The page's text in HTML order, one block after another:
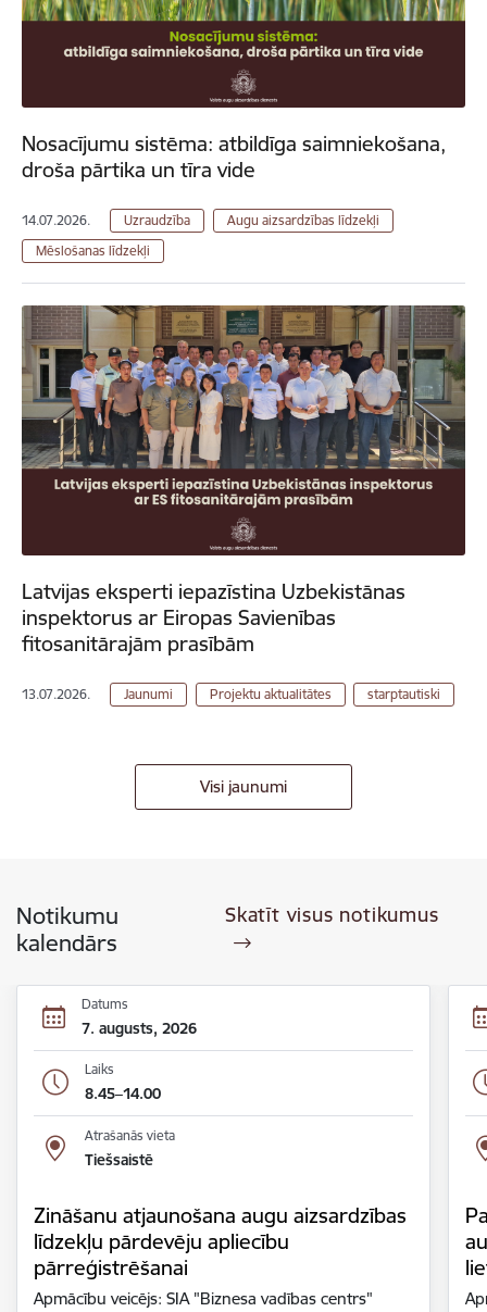
Nosacījumu sistēma: atbildīga saimniekošana,
droša pārtika un tīra vide
14.07.2026. Uzraudzība
Augu aizsardzības līdzekļi
Mēslošanas līdzekļi
Latvijas eksperti iepazīstina Uzbekistānas
inspektorus ar Eiropas Savienības
fitosanitārajām prasībām
13.07.2026. Jaunumi Projektu aktualitātes starptautiski
Visi jaunumi
Notikumu
kalendārs
Skatīt visus notikumus
Datums
7. augusts, 2026
Laiks
8.45–14.00
Atrašanās vieta
Tiešsaistē
Zināšanu atjaunošana augu aizsardzības
līdzekļu pārdevēju apliecību
pārreģistrēšanai
Apmācību veicējs: SIA "Biznesa vadības centrs"